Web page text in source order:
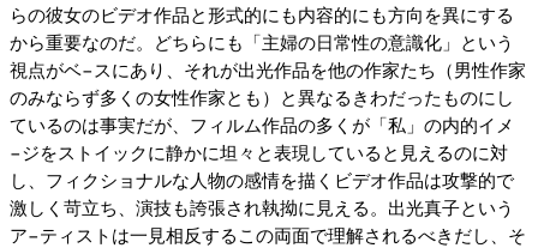
らの彼女のビデオ作品と形式的にも内容的にも方向を異にする
から重要なのだ。どちらにも「主婦の日常性の意識化」という
視点がベ−スにあり、それが出光作品を他の作家たち（男性作家
のみならず多くの女性作家とも）と異なるきわだったものにし
ているのは事実だが、フィルム作品の多くが「私」の内的イメ
−ジをストイックに静かに坦々と表現していると見えるのに対
し、フィクショナルな人物の感情を描くビデオ作品は攻撃的で
激しく苛立ち、演技も誇張され執拗に見える。出光真子という
ア−ティストは一見相反するこの両面で理解されるべきだし、そ